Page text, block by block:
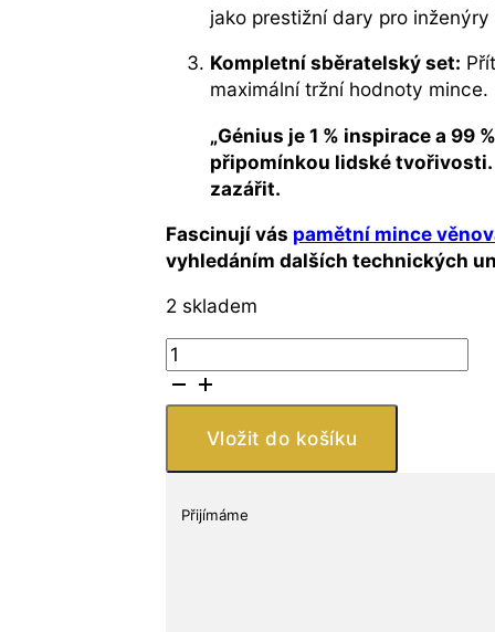
jako prestižní dary pro
Kompletní sběratelský set:
maximální tržní hodnoty mince.
„Génius je 1 % inspirace a 99
připomínkou lidské
zazářit.
Fascinují vás pamětní mince
vyhledáním dalších technických
2 skladem
Stříbrný
dolar
Thomas
Edison
125
Vložit do košíku
Přijímáme